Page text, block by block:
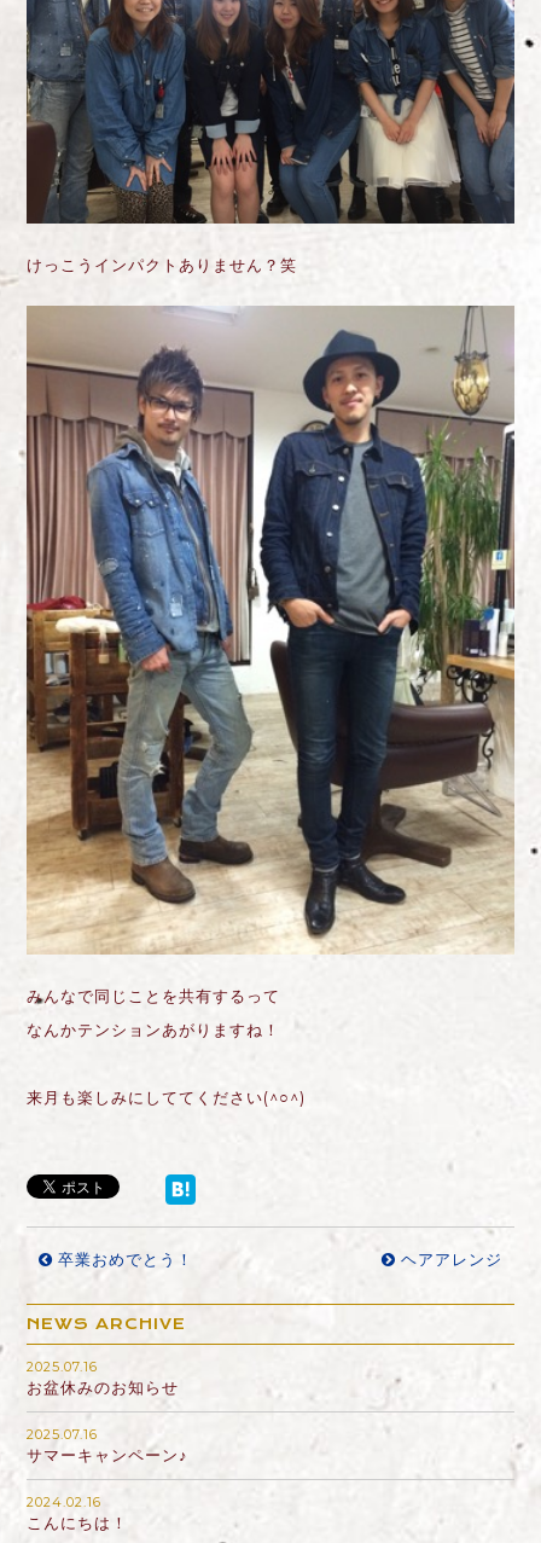
けっこうインパクトありません？笑
みんなで同じことを共有するって
なんかテンションあがりますね！
来月も楽しみにしててください(^○^)
卒業おめでとう！ ヘアアレンジ
NEWS ARCHIVE
2025.07.16
お盆休みのお知らせ
2025.07.16
サマーキャンペーン♪
2024.02.16
こんにちは！